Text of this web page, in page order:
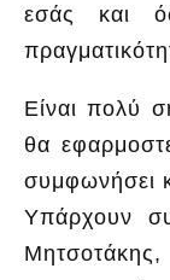
εσάς και
Είναι πολύ
θα
συμφωνήσει
Υπάρχουν